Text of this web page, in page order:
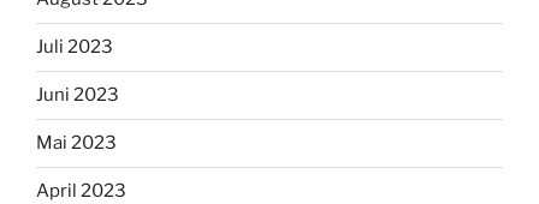
Juli 2023
Juni 2023
Mai 2023
April 2023